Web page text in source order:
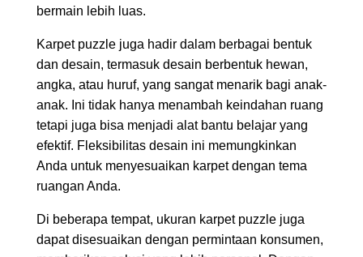
bermain lebih luas.
Karpet puzzle juga hadir dalam berbagai bentuk
dan desain, termasuk desain berbentuk hewan,
angka, atau huruf, yang sangat menarik bagi anak-
anak. Ini tidak hanya menambah keindahan ruang
tetapi juga bisa menjadi alat bantu belajar yang
efektif. Fleksibilitas desain ini memungkinkan
Anda untuk menyesuaikan karpet dengan tema
ruangan Anda.
Di beberapa tempat, ukuran karpet puzzle juga
dapat disesuaikan dengan permintaan konsumen,